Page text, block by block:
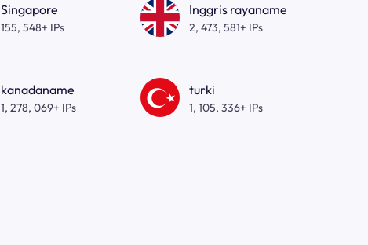
Singapore
155, 548+ IPs
Inggris rayaname
2, 473, 581+ IPs
kanadaname
1, 278, 069+ IPs
turki
1, 105, 336+ IPs